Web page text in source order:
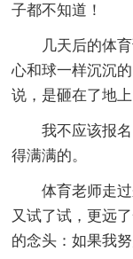
子都不知道！
几天后的体育
心和球一样沉沉
说，是砸在了地上
我不应该报名
得满满的。
体育老师走过
又试了试，更远
的念头：如果我